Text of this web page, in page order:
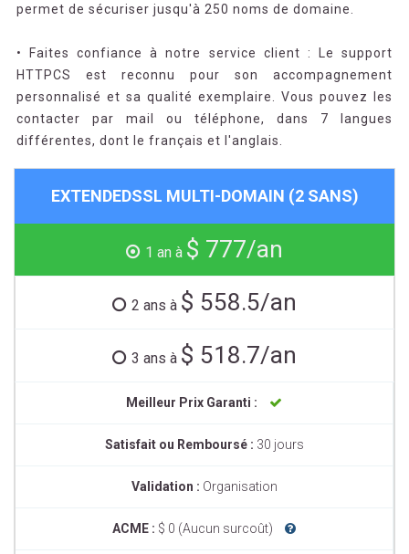
permet de sécuriser jusqu'à 250 noms de domaine.
• Faites confiance à notre service client : Le support
HTTPCS est reconnu pour son accompagnement
personnalisé et sa qualité exemplaire. Vous pouvez les
contacter par mail ou téléphone, dans 7 langues
différentes, dont le français et l'anglais.
EXTENDEDSSL MULTI-DOMAIN (2 SANS)
1 an à $ 777/an
2 ans à $ 558.5/an
3 ans à $ 518.7/an
Meilleur Prix Garanti :
Satisfait ou Remboursé : 30 jours
Validation : Organisation
ACME : $ 0 (Aucun surcoût)